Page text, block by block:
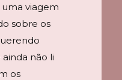
viagem
sobre os
não li
os